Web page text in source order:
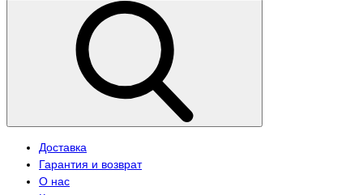
Доставка
Гарантия и возврат
О нас